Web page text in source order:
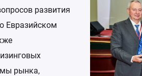
развития
Евразийском
рынка,